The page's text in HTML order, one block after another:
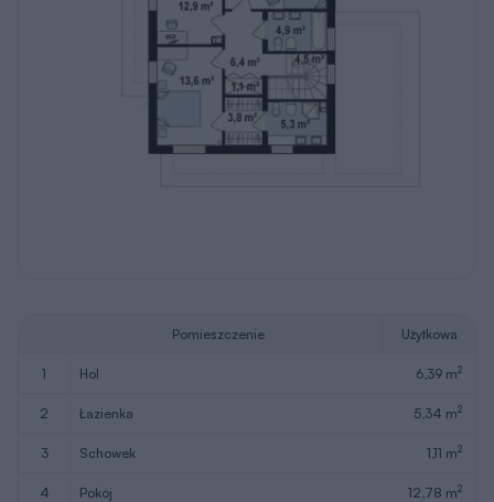
Pomieszczenie Użytkowa
1 hol 6,39 m2
2 łazienka 5,34 m2
3 schowek 1,11 m2
4 pokój 12,78 m2